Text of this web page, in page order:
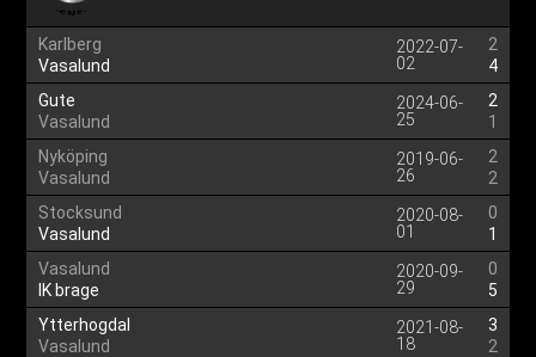
Karlberg
Vasalund
2022-07-
02
2
4
Gute
Vasalund
2024-06-
25
2
1
Nyköping
Vasalund
2019-06-
26
2
2
Stocksund
Vasalund
2020-08-
01
0
1
Vasalund
IK brage
2020-09-
29
0
5
Ytterhogdal
Vasalund
2021-08-
18
3
2